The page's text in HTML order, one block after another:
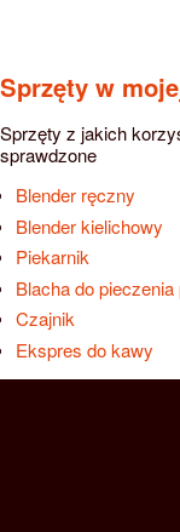
Sprzęty w
Sprzęty z jakich
sprawdzone
Blender ręczny
Blender kielichowy
Piekarnik
Blacha do pieczenia
Czajnik
Ekspres do kawy